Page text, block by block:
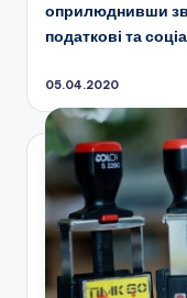
оприлюднивши
податкові та
05.04.2020